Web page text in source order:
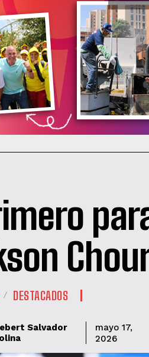
DESTACADOS
Salvador
mayo 17,
2026